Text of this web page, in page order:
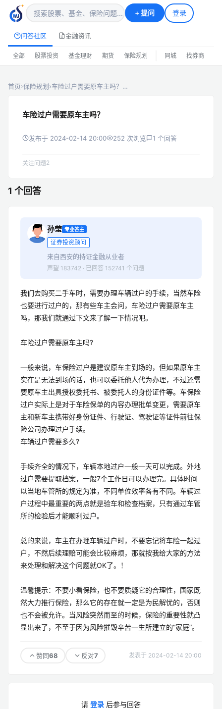
+提问 登录
问答社区 金融资讯
全部 股票投资 基金理财 期货 保险规划 同城 找券商
首页›保险规划›车险过户需要原车主吗？…
车险过户需要原车主吗？
发布于 2024-02-14 20:00 252 次浏览 1 个回答
关注问题2
1 个回答
孙莹 专业答主
证券投资顾问
来自西安的持证金融从业者
声望 183742 · 已回答 152741 个问题
我们去购买二手车时，需要办理车辆过户的手续，当然车险
也要进行过户的，那有些车主会问，车险过户需要原车主
吗，那我们就通过下文来了解一下情况吧。
车险过户需要原车主吗?
一般来说，车保险过户是建议原车主到场的，但如果原车主
实在是无法到场的话，也可以委托他人代为办理，不过还需
要原车主出具授权委托书、被委托人的身份证件等。车保险
过户实际上是对于车险保单的内容办理批单变更，需要原车
主和新车主携带好身份证件、行驶证、驾驶证等证件前往保
险公司办理过户手续。
车辆过户需要多久?
手续齐全的情况下，车辆本地过户一般一天可以完成。外地
过户需要提取档案，一般7个工作日可以办理完。具体时间
以当地车管所的规定为准，不同单位效率各有不同。车辆过
户过程中最重要的两点就是验车和检查档案，只有通过车管
所的检验后才能顺利过户。
总的来说，车主在办理车辆过户时，不要忘记将车险一起过
户，不然后续理赔可能会比较麻烦，那就按我给大家的方法
来处理和解决这个问题就OK了。！
温馨提示：不要小看保险，也不要质疑它的合理性，国家既
然大力推行保险，那么它的存在就一定是为民解忧的，否则
也不会被允许。当风险突然而至的时候，保险的重要性就凸
显出来了，不至于因为风险摧毁辛苦一生所建立的“家庭”。
赞同68 反对7 发表于 2024-02-14 20:00
请 登录 后参与回答